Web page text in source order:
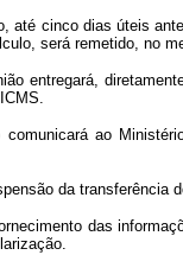
cinco dias úteis
será remetido, no
ao Ministério
da transferência
das